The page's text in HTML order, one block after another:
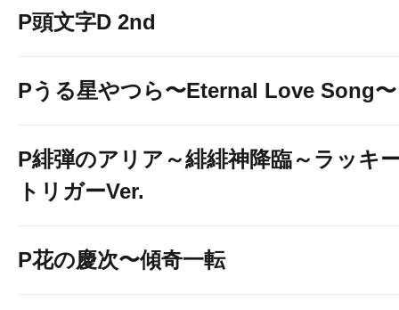
P頭文字D 2nd
Pうる星やつら〜Eternal Love Song〜
P緋弾のアリア～緋緋神降臨～ラッキ
トリガーVer.
P花の慶次〜傾奇一転